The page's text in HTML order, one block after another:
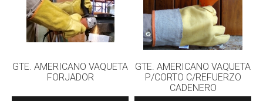
GTE. AMERICANO VAQUETA
FORJADOR
GTE. AMERICANO VAQUETA
P/CORTO C/REFUERZO
CADENERO